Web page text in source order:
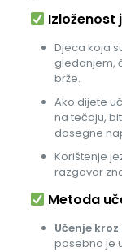
Izloženost
Djeca koja
gledanjem,
brže.
Ako dijete
na tečaju,
dosegne
Korištenje
razgovor
Metoda
Učenje
posebno je